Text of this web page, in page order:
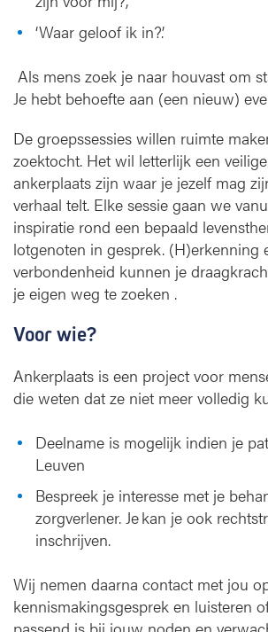
e
t
e
v
n
‘Waar geloof ik in?’.
Als mens zoek je naar houvast om
Je hebt behoefte aan (een nieuw)
De groepssessies willen ruimte
zoektocht. Het wil letterlijk een
ankerplaats zijn waar je jezelf mag
verhaal telt. Elke sessie gaan we
inspiratie rond een bepaald
lotgenoten in gesprek. (H)erkenning
verbondenheid kunnen je
je eigen weg te zoeken .
Voor wie?
Ankerplaats is een project voor
die weten dat ze niet meer volledig
Deelname is mogelijk indien je
Leuven
Bespreek je interesse met je
zorgverlener. Je kan je ook
inschrijven.
Wij nemen daarna contact met jou
kennismakingsgesprek en luisteren